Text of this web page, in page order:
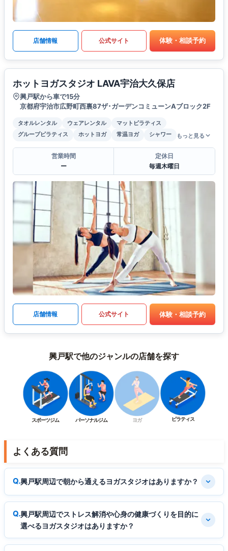
店舗情報 公式サイト 体験・相談予約
ホットヨガスタジオ LAVA宇治大久保店
興戸駅から車で15分
京都府宇治市広野町西裏87ザ･ガーデンコミューンAブロック2F
タオルレンタル ウェアレンタル
マットピラティス
グループピラティス
ホットヨガ 常温ヨガ シャワー もっと見る
営業時間
ー
定休日
毎週木曜日
店舗情報 公式サイト 体験・相談予約
興戸駅で他のジャンルの店舗を探す
スポーツジム パーソナルジム ヨガ ピラティス
よくある質問
興戸駅周辺で朝から通えるヨガスタジオはありますか？
興戸駅周辺でストレス解消や心身の健康づくりを目的に
選べるヨガスタジオはありますか？